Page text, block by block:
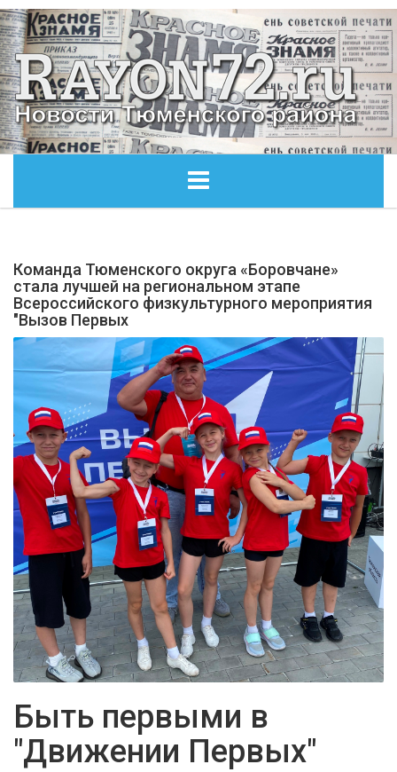
ОБЩЕСТВО
ЭКОНОМИКА
КУЛЬТУРА
БЕЗОПАСНОСТЬ
СПОРТ
АРХИВ PDF
Команда Тюменского округа «Боровчане»
стала лучшей на региональном этапе
Всероссийского физкультурного мероприятия
"Вызов Первых
Быть первыми в
"Движении Первых"